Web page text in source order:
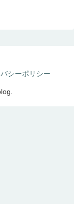
シーポリシー